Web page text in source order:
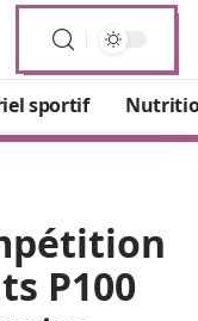
sportif
P100